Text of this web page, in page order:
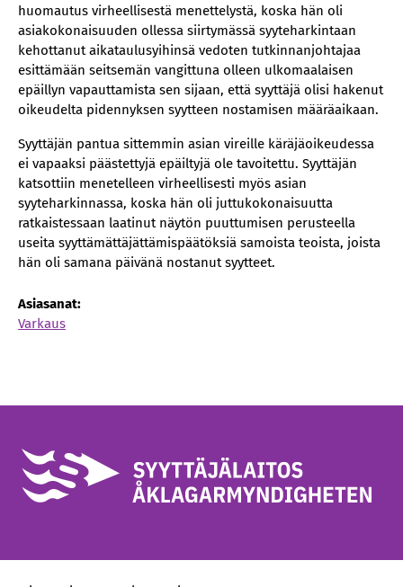
huomautus virheellisestä menettelystä, koska hän oli
asiakokonaisuuden ollessa siirtymässä syyteharkintaan
kehottanut aikataulusyihinsä vedoten tutkinnanjohtajaa
esittämään seitsemän vangittuna olleen ulkomaalaisen
epäillyn vapauttamista sen sijaan, että syyttäjä olisi hakenut
oikeudelta pidennyksen syytteen nostamisen määräaikaan.
Syyttäjän pantua sittemmin asian vireille käräjäoikeudessa
ei vapaaksi päästettyjä epäiltyjä ole tavoitettu. Syyttäjän
katsottiin menetelleen virheellisesti myös asian
syyteharkinnassa, koska hän oli juttukokonaisuutta
ratkaistessaan laatinut näytön puuttumisen perusteella
useita syyttämättäjättämispäätöksiä samoista teoista, joista
hän oli samana päivänä nostanut syytteet.
Asiasanat:
Varkaus